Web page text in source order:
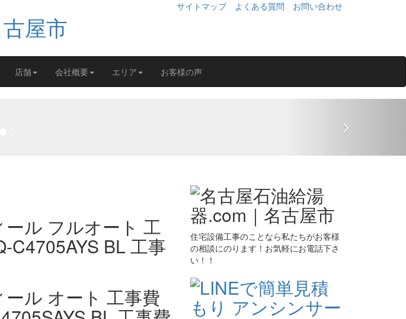
サイトマップ よくある質問 お問い合わせ
店舗 会社概要 エリア お客様の声
住宅設備工事のことなら私たちがお客様
の相談にのります！お気軽にお電話下さ
い！！